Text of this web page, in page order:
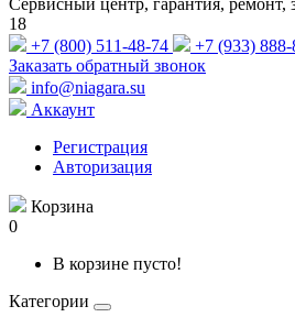
Сервисный центр, гарантия, ремонт,
18
+7 (800) 511-48-74
+7 (933) 888-
Заказать обратный звонок
info@niagara.su
Аккаунт
Регистрация
Авторизация
Корзина
0
В корзине пусто!
Категории